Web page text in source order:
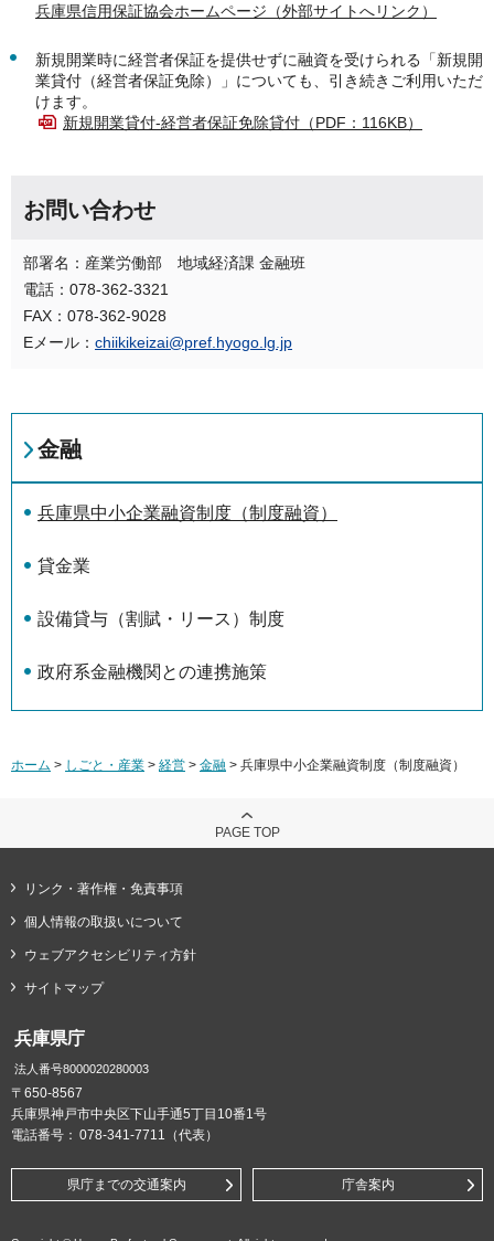
兵庫県信用保証協会ホームページ（外部サイトへリンク）
新規開業時に経営者保証を提供せずに融資を受けられる「新規開
業貸付（経営者保証免除）」についても、引き続きご利用いただ
けます。
新規開業貸付-経営者保証免除貸付（PDF：116KB）
お問い合わせ
部署名：産業労働部 地域経済課 金融班
電話：078-362-3321
FAX：078-362-9028
Eメール： chiikikeizai@pref.hyogo.lg.jp
金融
兵庫県中小企業融資制度（制度融資）
貸金業
設備貸与（割賦・リース）制度
政府系金融機関との連携施策
ホーム > しごと・産業 > 経営 > 金融 > 兵庫県中小企業融資制度（制度融資）
PAGE TOP
リンク・著作権・免責事項
個人情報の取扱いについて
ウェブアクセシビリティ方針
サイトマップ
兵庫県庁
法人番号8000020280003
〒650-8567
兵庫県神戸市中央区下山手通5丁目10番1号
電話番号： 078-341-7711（代表）
県庁までの交通案内 庁舎案内